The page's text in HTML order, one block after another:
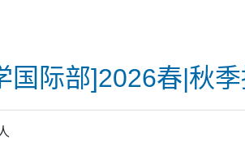
标，以更精准的“个性化培养”帮助学生
及地区
国际部]2026春|秋